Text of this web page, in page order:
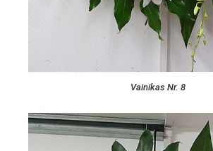
Vainikas Nr. 8